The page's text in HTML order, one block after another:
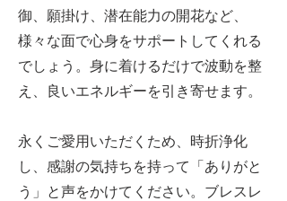
御、願掛け、潜在能力の開花など、
様々な面で心身をサポートしてくれる
でしょう。身に着けるだけで波動を整
え、良いエネルギーを引き寄せます。
永くご愛用いただくため、時折浄化
し、感謝の気持ちを持って「ありがと
う」と声をかけてください。ブレスレ